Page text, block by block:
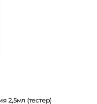
2,5мл (тестер)